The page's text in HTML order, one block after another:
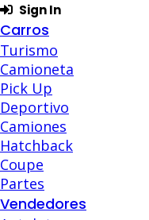
Sign In
Carros
Turismo
Camioneta
Pick Up
Deportivo
Camiones
Hatchback
Coupe
Partes
Vendedores